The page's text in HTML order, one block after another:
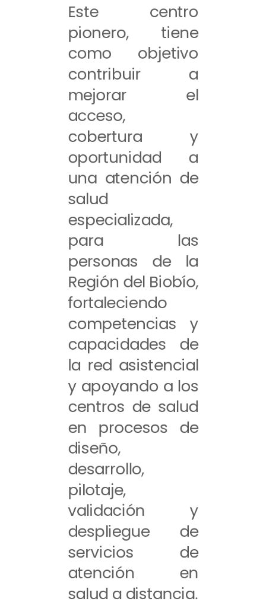
Este centro
pionero, tiene
como objetivo
contribuir a
mejorar el
acceso,
cobertura y
oportunidad a
una atención de
salud
especializada,
para las
personas de la
Región del Biobío,
fortaleciendo
competencias y
capacidades de
la red asistencial
y apoyando a los
centros de salud
en procesos de
diseño,
desarrollo,
pilotaje,
validación y
despliegue de
servicios de
atención en
salud a distancia.